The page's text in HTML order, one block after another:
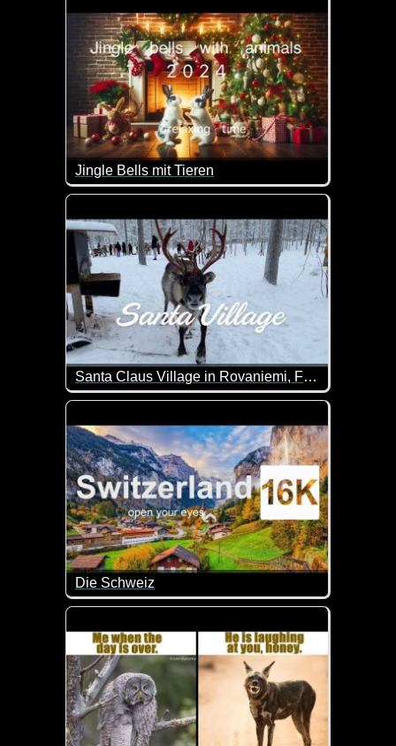
Jingle Bells mit Tieren
Schöne Bilder von Tieren in weihnachtlicher
Santa Claus Village in Rovaniemi, Finland
Damit du mal siehst, wo der Weihnachtsmann
Die Schweiz
Super schöne Eindrücke von der Schweiz. Lehn